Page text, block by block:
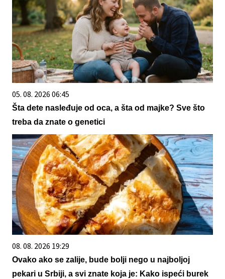
05. 08. 2026 06:45
Šta dete nasleđuje od oca, a šta od majke? Sve što
treba da znate o genetici
08. 08. 2026 19:29
Ovako ako se zalije, bude bolji nego u najboljoj
pekari u Srbiji, a svi znate koja je: Kako ispeći burek